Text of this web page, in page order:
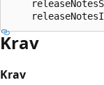
Krav
Krav